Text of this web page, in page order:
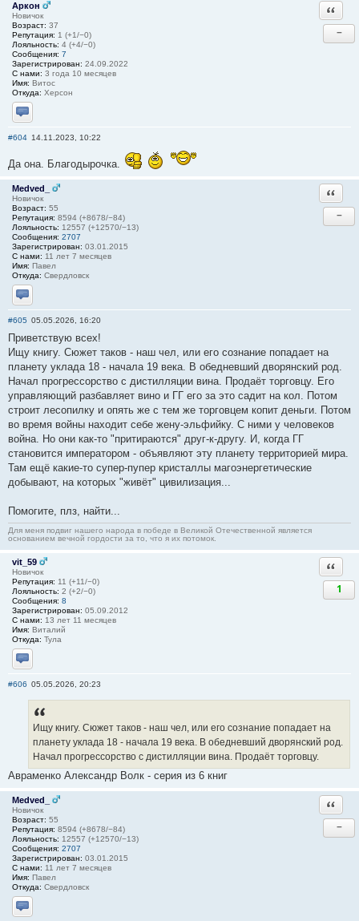
Аркон
Новичок
Возраст: 37
Репутация: 1 (+1/−0)
Лояльность: 4 (+4/−0)
Сообщения: 7
Зарегистрирован: 24.09.2022
С нами: 3 года 10 месяцев
Имя: Витос
Откуда: Херсон
Отправить личное сообщение
−
#604 14.11.2023, 10:22
Да она. Благодырочка.
Medved_
Новичок
Возраст: 55
Репутация: 8594 (+8678/−84)
Лояльность: 12557 (+12570/−13)
Сообщения: 2707
Зарегистрирован: 03.01.2015
С нами: 11 лет 7 месяцев
Имя: Павел
Откуда: Свердловск
Отправить личное сообщение
−
#605 05.05.2026, 16:20
Приветствую всех!
Ищу книгу. Сюжет таков - наш чел, или его сознание попадает на
планету уклада 18 - начала 19 века. В обедневший дворянский род.
Начал прогрессорство с дистилляции вина. Продаёт торговцу. Его
управляющий разбавляет вино и ГГ его за это садит на кол. Потом
строит лесопилку и опять же с тем же торговцем копит деньги. Потом
во время войны находит себе жену-эльфийку. С ними у человеков
война. Но они как-то "притираются" друг-к-другу. И, когда ГГ
становится императором - объявляют эту планету территорией мира.
Там ещё какие-то супер-пупер кристаллы магоэнергетические
добывают, на которых "живёт" цивилизация...
Помогите, плз, найти...
Для меня подвиг нашего народа в победе в Великой Отечественной является
основанием вечной гордости за то, что я их потомок.
vit_59
Новичок
Репутация: 11 (+11/−0)
Лояльность: 2 (+2/−0)
Сообщения: 8
Зарегистрирован: 05.09.2012
С нами: 13 лет 11 месяцев
Имя: Виталий
Откуда: Тула
Отправить личное сообщение
1
#606 05.05.2026, 20:23
Ищу книгу. Сюжет таков - наш чел, или его сознание попадает на
планету уклада 18 - начала 19 века. В обедневший дворянский род.
Начал прогрессорство с дистилляции вина. Продаёт торговцу.
Авраменко Александр Волк - серия из 6 книг
Medved_
Новичок
Возраст: 55
Репутация: 8594 (+8678/−84)
Лояльность: 12557 (+12570/−13)
Сообщения: 2707
Зарегистрирован: 03.01.2015
С нами: 11 лет 7 месяцев
Имя: Павел
Откуда: Свердловск
Отправить личное сообщение
−